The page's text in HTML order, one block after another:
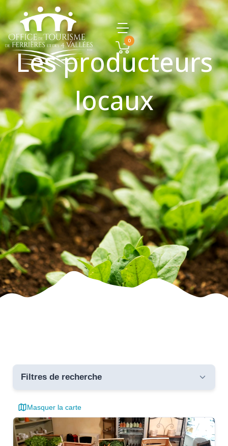
0
Les producteurs
locaux
Filtres de recherche
Toutes les communes
Masquer la carte